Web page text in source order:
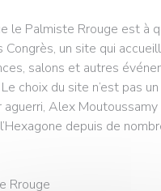
le Palmiste Rrouge est à
Congrès, un site qui
salons et autres
choix du site n’est pas un
aguerri, Alex
depuis de
Rrouge